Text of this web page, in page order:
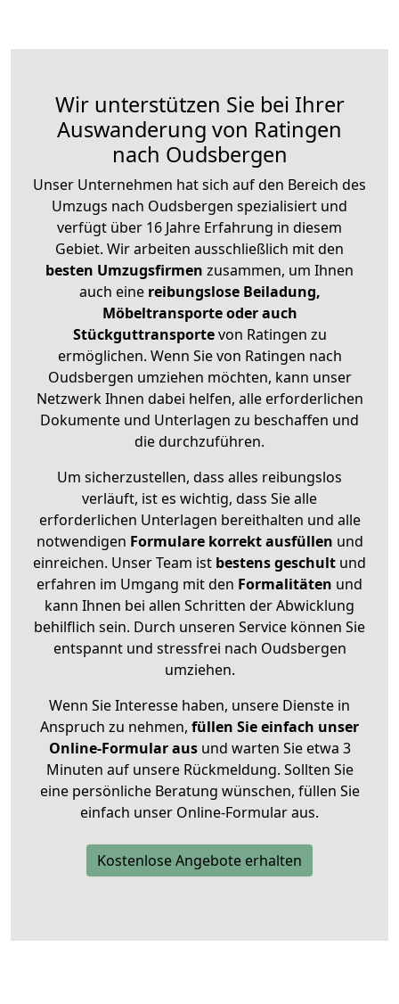
Wir unterstützen Sie bei Ihrer
Auswanderung von Ratingen
nach Oudsbergen
Unser Unternehmen hat sich auf den Bereich des
Umzugs nach Oudsbergen spezialisiert und
verfügt über 16 Jahre Erfahrung in diesem
Gebiet. Wir arbeiten ausschließlich mit den
besten Umzugsfirmen zusammen, um Ihnen
auch eine reibungslose Beiladung,
Möbeltransporte oder auch
Stückguttransportevon Ratingen zu
ermöglichen. Wenn Sie von Ratingen nach
Oudsbergen umziehen möchten, kann unser
Netzwerk Ihnen dabei helfen, alle erforderlichen
Dokumente und Unterlagen zu beschaffen und
die durchzuführen.
Um sicherzustellen, dass alles reibungslos
verläuft, ist es wichtig, dass Sie alle
erforderlichen Unterlagen bereithalten und alle
notwendigen Formulare korrekt ausfüllen und
einreichen. Unser Team ist bestens geschult und
erfahren im Umgang mit den Formalitäten und
kann Ihnen bei allen Schritten der Abwicklung
behilflich sein. Durch unseren Service können Sie
entspannt und stressfrei nach Oudsbergen
umziehen.
Wenn Sie Interesse haben, unsere Dienste in
Anspruch zu nehmen, füllen Sie einfach unser
Online-Formular ausund warten Sie etwa 3
Minuten auf unsere Rückmeldung. Sollten Sie
eine persönliche Beratung wünschen, füllen Sie
einfach unser Online-Formular aus.
Kostenlose Angebote erhalten